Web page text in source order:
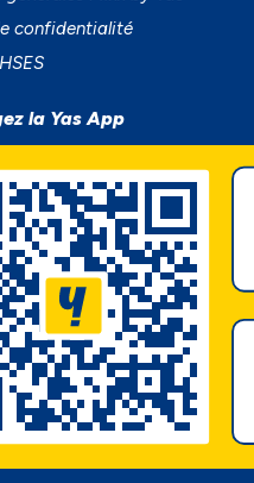
confidentialité
la Yas App